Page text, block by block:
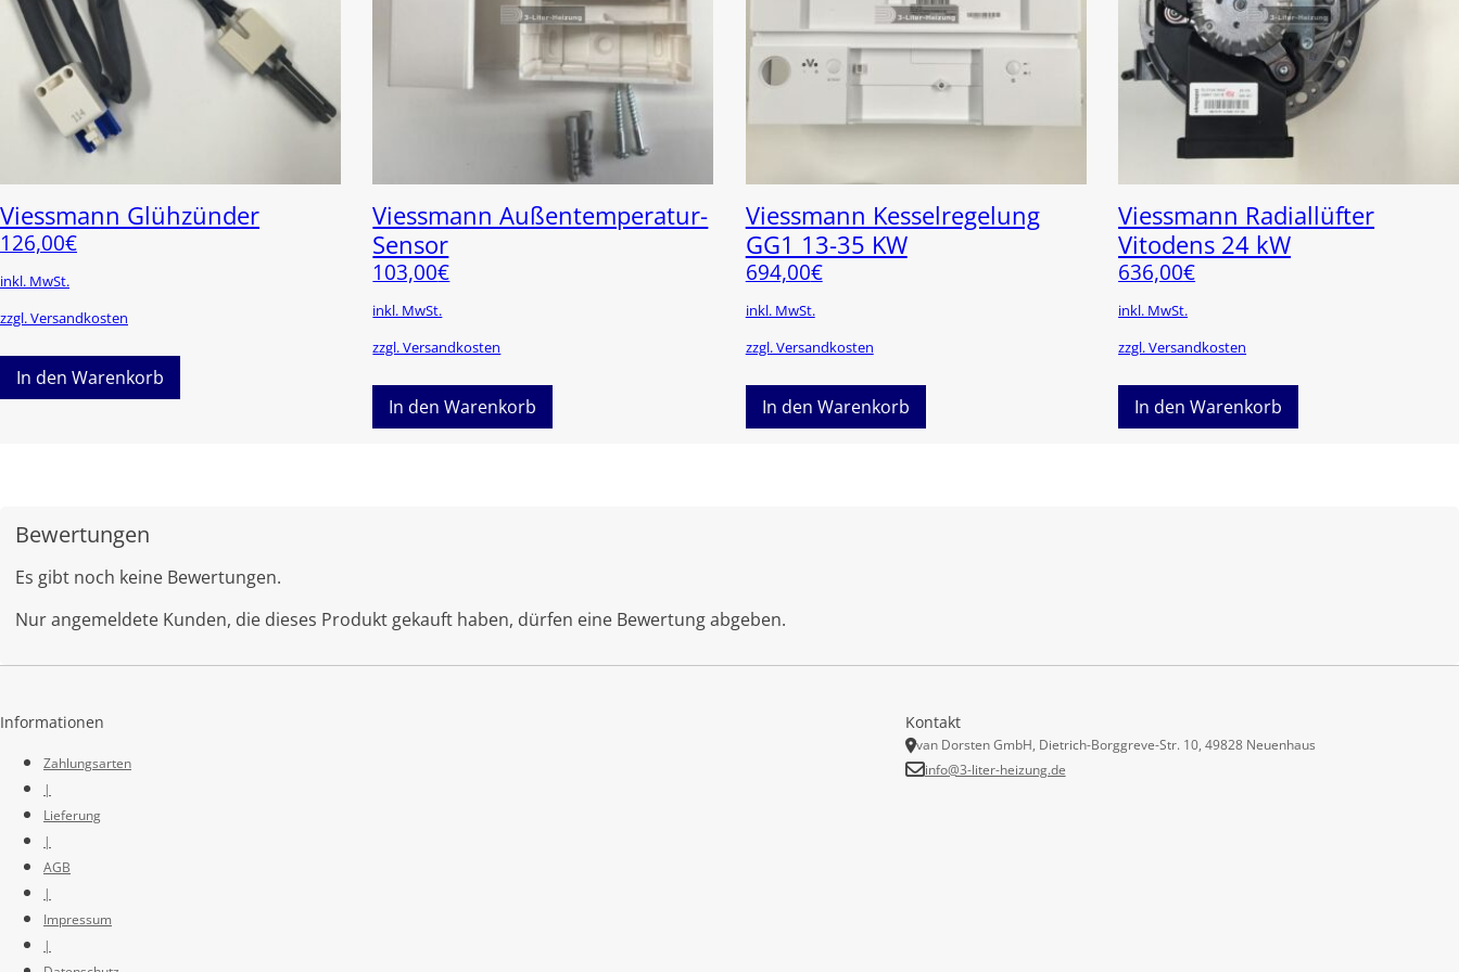
Viessmann Glühzünder
126,00€
inkl. MwSt.
zzgl. Versandkosten
In den Warenkorb
Viessmann Außentemperatur-
Sensor
103,00€
inkl. MwSt.
zzgl. Versandkosten
In den Warenkorb
Viessmann Kesselregelung
GG1 13-35 KW
694,00€
inkl. MwSt.
zzgl. Versandkosten
In den Warenkorb
Viessmann Radiallüfter
Vitodens 24 kW
636,00€
inkl. MwSt.
zzgl. Versandkosten
In den Warenkorb
Bewertungen
Es gibt noch keine Bewertungen.
Nur angemeldete Kunden, die dieses Produkt gekauft haben, dürfen eine Bewertung abgeben.
Informationen
Zahlungsarten
|
Lieferung
|
AGB
|
Impressum
|
Kontakt
van Dorsten GmbH, Dietrich-Borggreve-Str. 10, 49828 Neuenhaus
info@3-liter-heizung.de